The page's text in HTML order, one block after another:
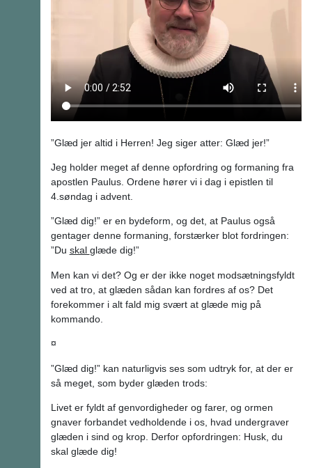
”Glæd jer altid i Herren! Jeg siger atter: Glæd jer!”
Jeg holder meget af denne opfordring og formaning fra
apostlen Paulus. Ordene hører vi i dag i epistlen til
4.søndag i advent.
”Glæd dig!” er en bydeform, og det, at Paulus også
gentager denne formaning, forstærker blot fordringen:
”Du skal glæde dig!”
Men kan vi det? Og er der ikke noget modsætningsfyldt
ved at tro, at glæden sådan kan fordres af os? Det
forekommer i alt fald mig svært at glæde mig på
kommando.
¤
”Glæd dig!” kan naturligvis ses som udtryk for, at der er
så meget, som byder glæden trods:
Livet er fyldt af genvordigheder og farer, og ormen
gnaver forbandet vedholdende i os, hvad undergraver
glæden i sind og krop. Derfor opfordringen: Husk, du
skal glæde dig!